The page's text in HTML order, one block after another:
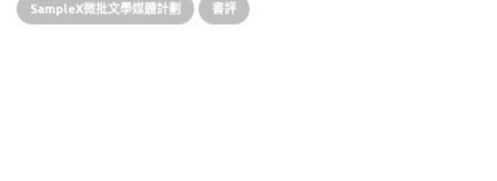
SampleX微批文學媒體計劃 書評